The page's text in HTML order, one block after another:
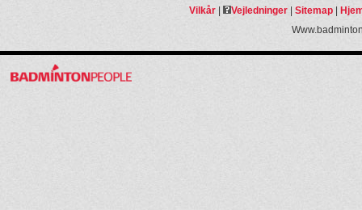
Vilkår| Vejledninger| Sitemap|